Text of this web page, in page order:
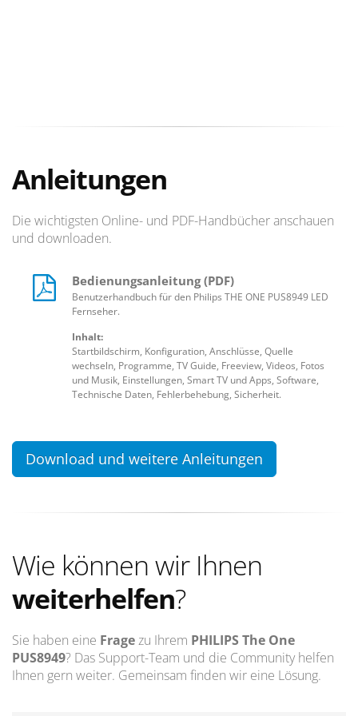
Anleitungen
Die wichtigsten Online- und PDF-Handbücher anschauen
und downloaden.
Bedienungsanleitung (PDF)
Benutzerhandbuch für den Philips THE ONE PUS8949 LED
Fernseher.
Inhalt:
Startbildschirm, Konfiguration, Anschlüsse, Quelle
wechseln, Programme, TV Guide, Freeview, Videos, Fotos
und Musik, Einstellungen, Smart TV und Apps, Software,
Technische Daten, Fehlerbehebung, Sicherheit.
Download und weitere Anleitungen
Wie können wir Ihnen
weiterhelfen?
Sie haben eine Fragezu Ihrem PHILIPS The One
PUS8949? Das Support-Team und die Community helfen
Ihnen gern weiter. Gemeinsam finden wir eine Lösung.